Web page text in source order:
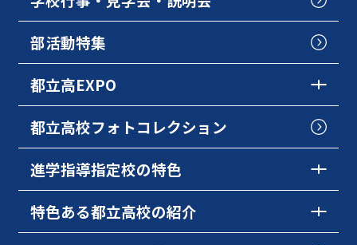
部活動特集
都立高EXPO
都立高校フォトコレクション
進学指導指定校の特色
特色ある都立高校の紹介